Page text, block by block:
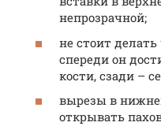
непрозрачной;
не стоит
спереди он
кости, сзади –
вырезы в
открывать